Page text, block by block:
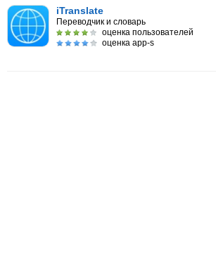
iTranslate
Переводчик и словарь
оценка пользователей
оценка app-s